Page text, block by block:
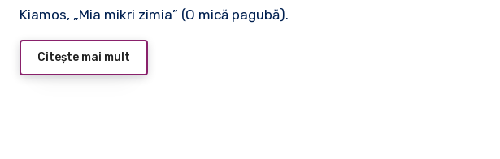
Kiamos, „Mia mikri zimia” (O mică pagubă).
Citește mai mult